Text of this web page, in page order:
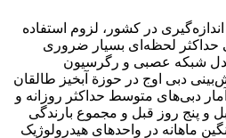
در کشور، لزوم استفاده
حداکثر لحظه‌ای بسیار ضروری
شبکه عصبی و رگرسیون
دبی اوج در حوزة آبخیز طالقان
آمار دبی‌های متوسط حداکثر روزانه و
و پنج روز قبل و مجموع بارندگی
ماهانه در واحدهای هیدرولوژیک